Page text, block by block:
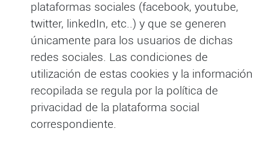
plataformas sociales (facebook, youtube,
twitter, linkedIn, etc..) y que se generen
únicamente para los usuarios de dichas
redes sociales. Las condiciones de
utilización de estas cookies y la información
recopilada se regula por la política de
privacidad de la plataforma social
correspondiente.